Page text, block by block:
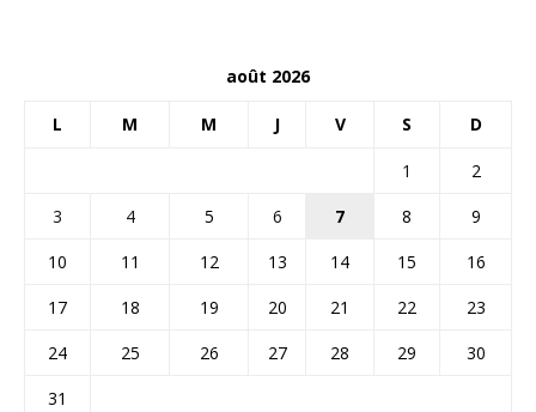
août 2026
L M M J V S D
1
2
3
4 5 6 7 8
9
10
11 12 13 14 15
16
17
18 19 20 21 22
23
24
25 26 27 28 29
30
31